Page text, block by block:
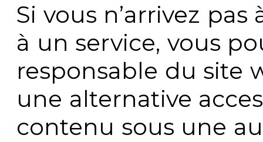
Si vous n’arrivez
à un service, vous
responsable du site
une alternative
contenu sous une